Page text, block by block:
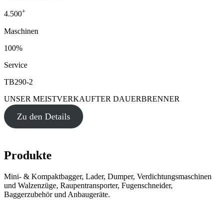
4.500+
Maschinen
100%
Service
TB290-2
UNSER MEISTVERKAUFTER DAUERBRENNER
Zu den Details
Produkte
Mini- & Kompaktbagger, Lader, Dumper, Verdichtungsmaschinen
und Walzenzüge, Raupentransporter, Fugenschneider,
Baggerzubehör und Anbaugeräte.